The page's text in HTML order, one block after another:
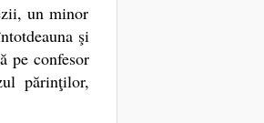
un minor
şi
pe confesor
părinţilor,